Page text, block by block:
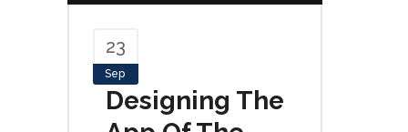
23
Sep
Designing The